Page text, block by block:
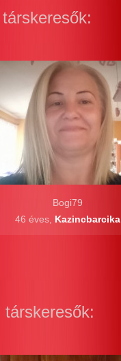
társkeresők:
Bogi79
46 éves, Kazincbarcika
társkeresők: